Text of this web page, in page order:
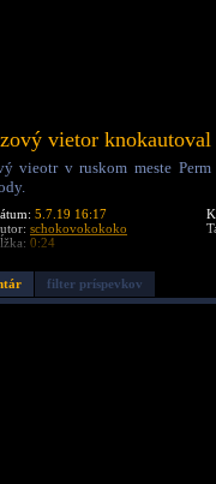
vietor
vieotr v ruskom meste
5.7.19 16:17
schokovokokoko
0:24
filter príspevkov